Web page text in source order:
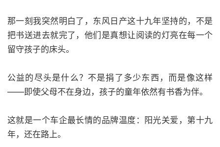
那一刻我突然明白了，东风日产这十九年坚持的，不是
把书送进去就完了，他们是真想让阅读的灯亮在每一个
留守孩子的床头。
公益的尽头是什么？不是捐了多少东西，而是像这样
——即使父母不在身边，孩子的童年依然有书香为伴。
这就是一个车企最长情的品牌温度：阳光关爱，第十九
年，还在路上。